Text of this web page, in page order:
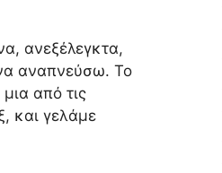
ανεξέλεγκτα,
αναπνεύσω. Το
από τις
και γελάμε